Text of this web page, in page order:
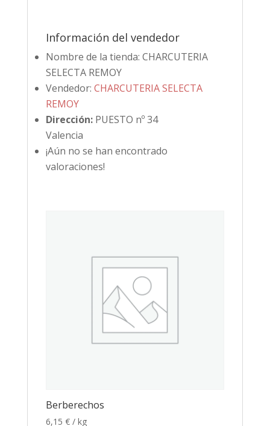
Información del vendedor
Nombre de la tienda: CHARCUTERIA
SELECTA REMOY
Vendedor: CHARCUTERIA SELECTA
REMOY
Dirección: PUESTO nº 34
Valencia
¡Aún no se han encontrado
valoraciones!
Berberechos
6,15 € / kg